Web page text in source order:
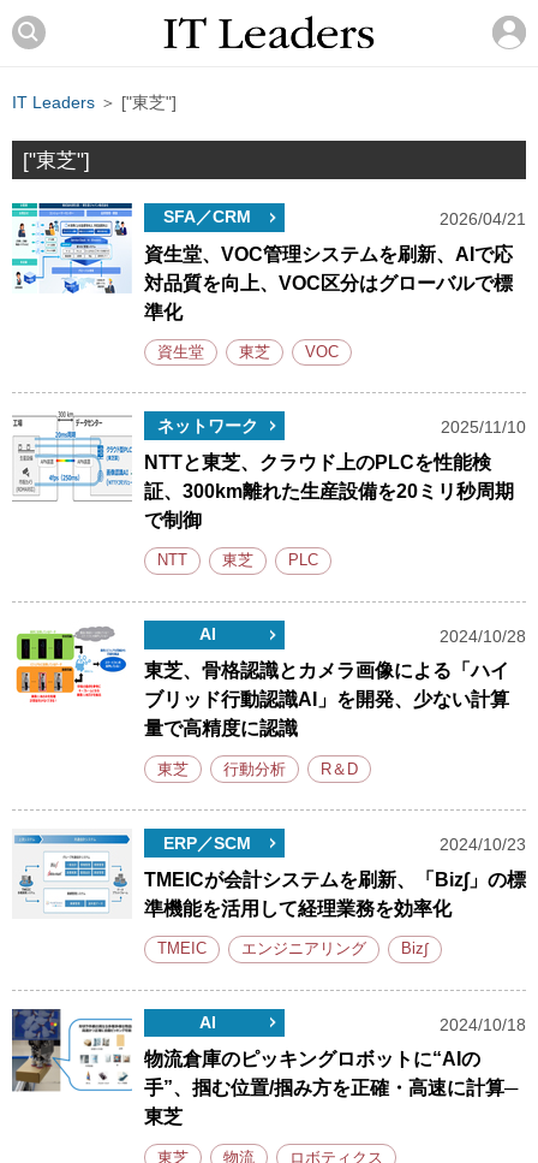
IT Leaders ＞ ["東芝"]
["東芝"]
SFA／CRM 2026/04/21
資生堂、VOC管理システムを刷新、AIで応
対品質を向上、VOC区分はグローバルで標
準化
資生堂 東芝 VOC
ネットワーク 2025/11/10
NTTと東芝、クラウド上のPLCを性能検
証、300km離れた生産設備を20ミリ秒周期
で制御
NTT 東芝 PLC
AI 2024/10/28
東芝、骨格認識とカメラ画像による「ハイ
ブリッド行動認識AI」を開発、少ない計算
量で高精度に認識
東芝 行動分析 R＆D
ERP／SCM 2024/10/23
TMEICが会計システムを刷新、「Biz∫」の標
準機能を活用して経理業務を効率化
TMEIC エンジニアリング Biz∫
AI 2024/10/18
物流倉庫のピッキングロボットに“AIの
手”、掴む位置/掴み方を正確・高速に計算─
東芝
東芝 物流 ロボティクス